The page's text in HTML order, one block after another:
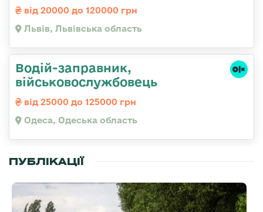
від 20000 до 120000 грн
Львів, Львівська область
Водій-заправник,
військовослужбовець
від 25000 до 125000 грн
Одеса, Одеська область
ПУБЛІКАЦІЇ